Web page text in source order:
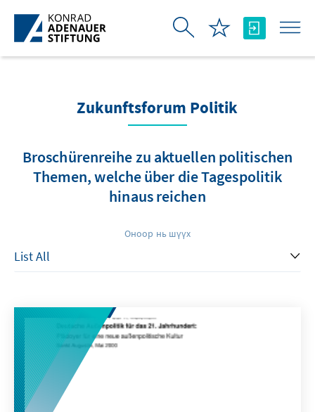
Skip to Main Content
Zukunftsforum Politik
Broschürenreihe zu aktuellen politischen
Themen, welche über die Tagespolitik
hinaus reichen
Оноор нь шүүх